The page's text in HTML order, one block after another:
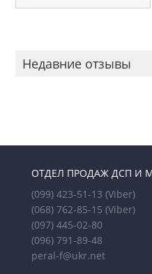
Недавние отзывы
ОТДЕЛ ПРОДАЖ ДСП И
(099) 423-51-13 (Viber)
(068) 762-85-15 (Viber)
(097) 445-02-80
(096) 791-89-48
peral-f@ukr.net